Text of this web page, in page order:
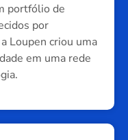
portfólio de
por
Loupen criou uma
em uma rede